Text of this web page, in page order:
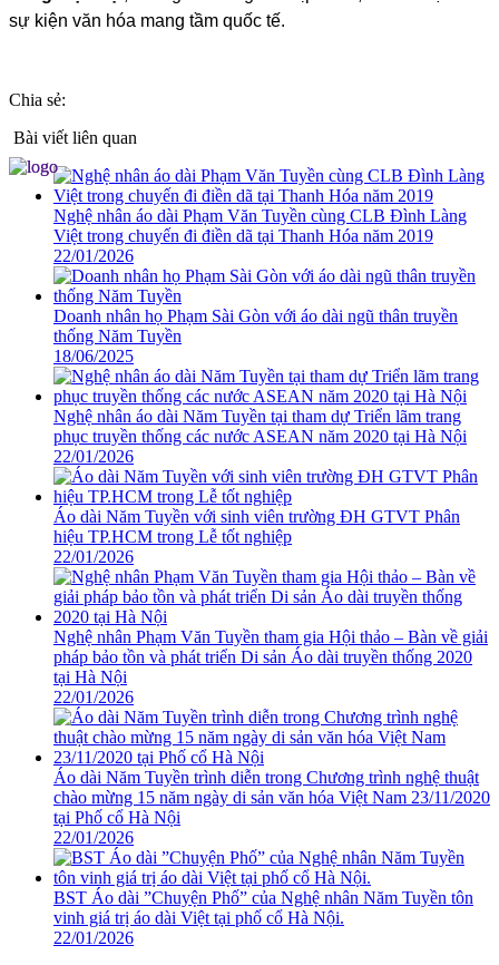
sự kiện văn hóa mang tầm quốc tế.
Chia sẻ:
Bài viết liên quan
Nghệ nhân áo dài Phạm Văn Tuyền cùng CLB Đình Làng
Việt trong chuyến đi điền dã tại Thanh Hóa năm 2019
22/01/2026
Doanh nhân họ Phạm Sài Gòn với áo dài ngũ thân truyền
thống Năm Tuyền
18/06/2025
Nghệ nhân áo dài Năm Tuyền tại tham dự Triển lãm trang
phục truyền thống các nước ASEAN năm 2020 tại Hà Nội
22/01/2026
Áo dài Năm Tuyền với sinh viên trường ĐH GTVT Phân
hiệu TP.HCM trong Lễ tốt nghiệp
22/01/2026
Nghệ nhân Phạm Văn Tuyền tham gia Hội thảo – Bàn về giải
pháp bảo tồn và phát triển Di sản Áo dài truyền thống 2020
tại Hà Nội
22/01/2026
Áo dài Năm Tuyền trình diễn trong Chương trình nghệ thuật
chào mừng 15 năm ngày di sản văn hóa Việt Nam 23/11/2020
tại Phố cổ Hà Nội
22/01/2026
BST Áo dài ”Chuyện Phố” của Nghệ nhân Năm Tuyền tôn
vinh giá trị áo dài Việt tại phố cổ Hà Nội.
22/01/2026